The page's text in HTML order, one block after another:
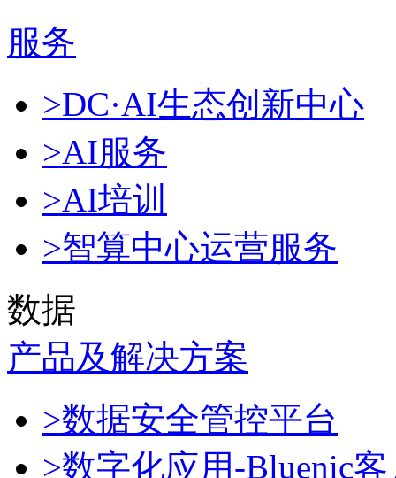
服务
>DC·AI生态创新中心
>AI服务
>AI培训
>智算中心运营服务
数据
产品及解决方案
>数据安全管控平台
>数字化应用-Bluenic